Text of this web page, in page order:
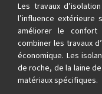
Les travaux
l’influence extérieure
améliorer le
combiner les travaux
économique. Les
de roche, de la laine
matériaux spécifiques.